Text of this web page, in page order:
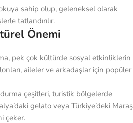
sahip olup, geleneksel olarak
tatlandırılır.
Önemi
pek çok kültürde sosyal etkinliklerin
aileler ve arkadaşlar için popüler
çeşitleri, turistik bölgelerde
gelato veya Türkiye’deki Maraş
çeker.